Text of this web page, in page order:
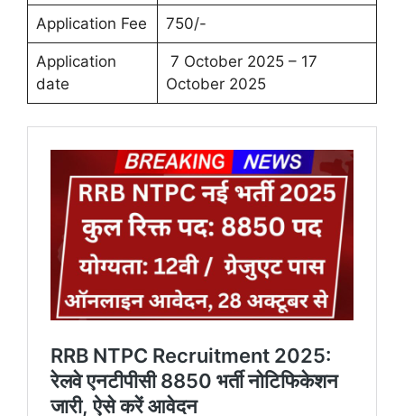
Application Fee 750/-
Application
date
7 October 2025 – 17
October 2025